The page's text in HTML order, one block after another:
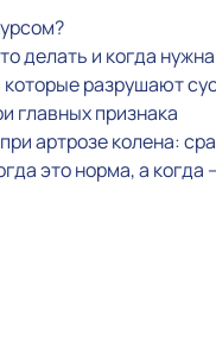
делать и когда
разрушают
главных признака
артрозе колена:
это норма, а когда